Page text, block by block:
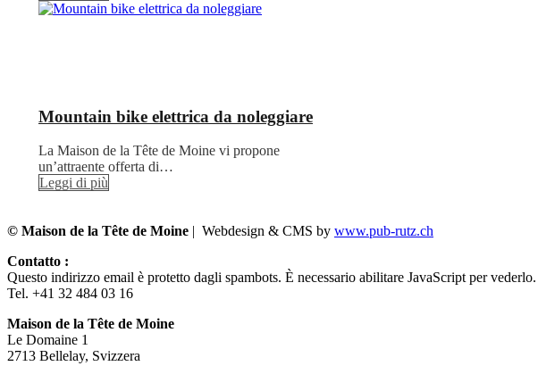
Mountain bike elettrica da noleggiare
La Maison de la Tête de Moine vi propone
un’attraente offerta di…
Leggi di più
© Maison de la Tête de Moine | Webdesign & CMS by www.pub-rutz.ch
Contatto :
Questo indirizzo email è protetto dagli spambots. È necessario abilitare JavaScript per vederlo.
Tel. +41 32 484 03 16
Maison de la Tête de Moine
Le Domaine 1
2713 Bellelay, Svizzera